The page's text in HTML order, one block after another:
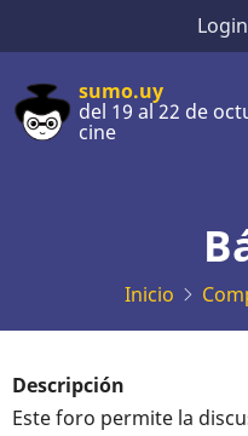
al
contenido
principal
Login
sumo.uy
del 19 al 22 de
cine
Inicio
Descripción
Este foro permite la